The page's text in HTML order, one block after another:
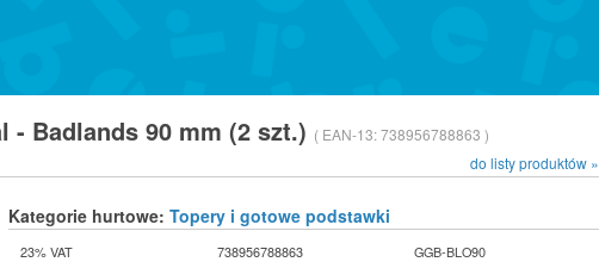
- Badlands 90 mm (2 szt.) ( EAN-13:738956788863 )
do listy produktów »
Kategorie hurtowe: Topery i gotowe podstawki
23% VAT 738956788863
GGB-BLO90